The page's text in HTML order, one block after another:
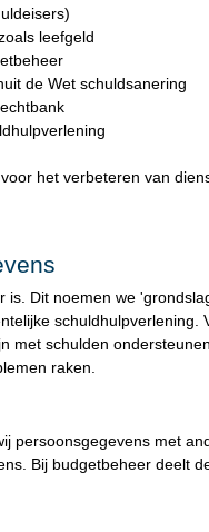
leefgeld
de Wet schuldsanering
het verbeteren van
Dit noemen we
schuldhulpverlening.
met schulden
raken.
persoonsgegevens met
Bij budgetbeheer deelt